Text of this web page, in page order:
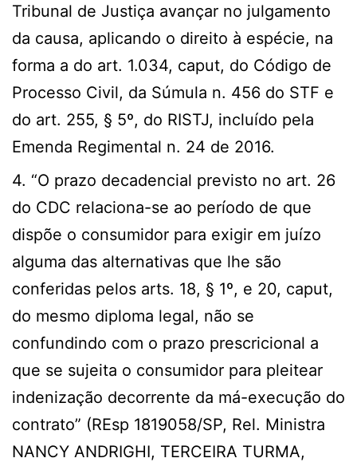
Tribunal de Justiça avançar no julgamento
da causa, aplicando o direito à espécie, na
forma a do art. 1.034, caput, do Código de
Processo Civil, da Súmula n. 456 do STF e
do art. 255, § 5º, do RISTJ, incluído pela
Emenda Regimental n. 24 de 2016.
4. “O prazo decadencial previsto no art. 26
do CDC relaciona-se ao período de que
dispõe o consumidor para exigir em juízo
alguma das alternativas que lhe são
conferidas pelos arts. 18, § 1º, e 20, caput,
do mesmo diploma legal, não se
confundindo com o prazo prescricional a
que se sujeita o consumidor para pleitear
indenização decorrente da má-execução do
contrato” (REsp 1819058/SP, Rel. Ministra
NANCY ANDRIGHI, TERCEIRA TURMA,